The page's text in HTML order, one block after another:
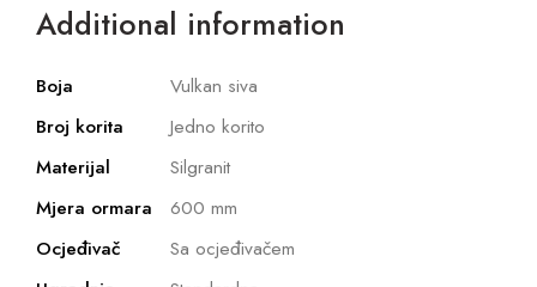
Additional information
Boja
Vulkan siva
Broj korita
Jedno korito
Materijal
Silgranit
Mjera ormara
600 mm
Ocjeđivač
Sa ocjeđivačem